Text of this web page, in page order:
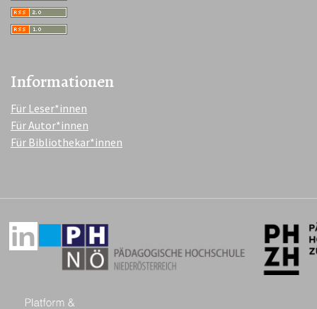
Informationen
Für Leser*innen
Für Autor*innen
Für Bibliothekar*innen